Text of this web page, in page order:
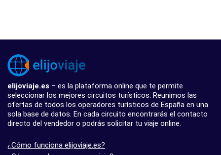
elijoviaje.es – es la plataforma online que te permite
seleccionar los mejores circuitos turísticos. Reunimos las
ofertas de todos los operadores turísticos de España en una
sola base de datos. En cada circuito encontrarás el contacto
directo del vendedor o podrás solicitar tu viaje online.
¿Cómo funciona elijoviaje.es?